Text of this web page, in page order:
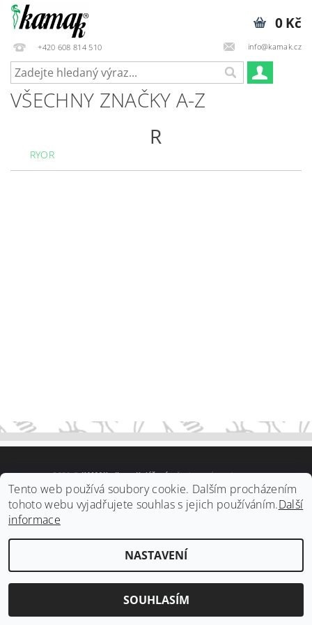
+420 608 814 510 info@kamak.cz
0 Kč
VŠECHNY ZNAČKY A-Z
R
RYOR
2026 ©KAMAK - Ilona Kolářová, všechna práva vyhrazena
Vytvořil Shoptet
Tento web používá soubory cookie. Dalším procházením
tohoto webu vyjadřujete souhlas s jejich používáním.Další
informace
NASTAVENÍ
SOUHLASÍM